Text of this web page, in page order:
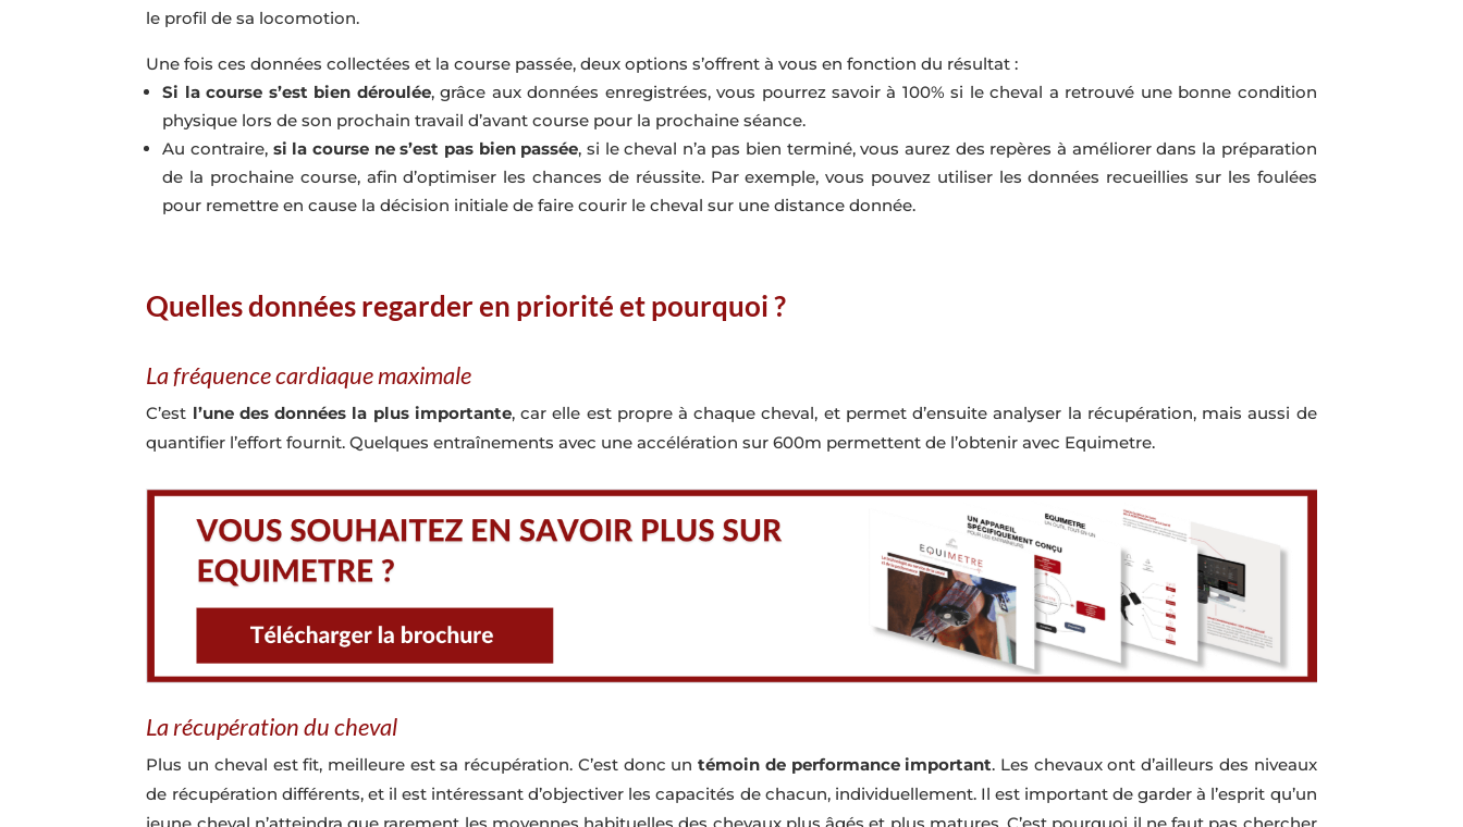
le profil de sa locomotion.
Une fois ces données collectées et la course passée, deux options s’offrent à vous en fonction du résultat :
Si la course s’est bien déroulée, grâce aux données enregistrées, vous pourrez savoir à 100% si le cheval a retrouvé une bonne condition
physique lors de son prochain travail d’avant course pour la prochaine séance.
Au contraire, si la course ne s’est pas bien passée, si le cheval n’a pas bien terminé, vous aurez des repères à améliorer dans la préparation
de la prochaine course, afin d’optimiser les chances de réussite. Par exemple, vous pouvez utiliser les données recueillies sur les foulées
pour remettre en cause la décision initiale de faire courir le cheval sur une distance donnée.
Quelles données regarder en priorité et pourquoi ?
La fréquence cardiaque maximale
C’est l’une des données la plus importante, car elle est propre à chaque cheval, et permet d’ensuite analyser la récupération, mais aussi de
quantifier l’effort fournit. Quelques entraînements avec une accélération sur 600m permettent de l’obtenir avec Equimetre.
La récupération du cheval
Plus un cheval est fit, meilleure est sa récupération. C’est donc untémoin de performance important. Les chevaux ont d’ailleurs des niveaux
de récupération différents, et il est intéressant d’objectiver les capacités de chacun, individuellement. Il est important de garder à l’esprit qu’un